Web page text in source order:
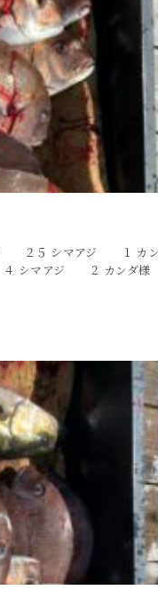
２５ シマアジ １ カ
シマアジ ２ カン